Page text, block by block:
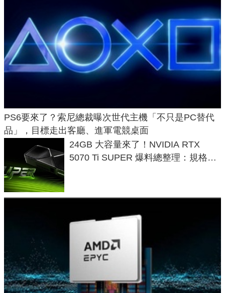
PS6要來了？索尼總裁曝次世代主機「不只是PC替代
品」，目標走出客廳、進軍電競桌面
24GB 大容量來了！NVIDIA RTX
5070 Ti SUPER 爆料總整理：規格、